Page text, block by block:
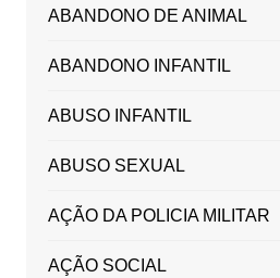
ABANDONO DE ANIMAL
ABANDONO INFANTIL
ABUSO INFANTIL
ABUSO SEXUAL
AÇÃO DA POLICIA MILITAR
AÇÃO SOCIAL